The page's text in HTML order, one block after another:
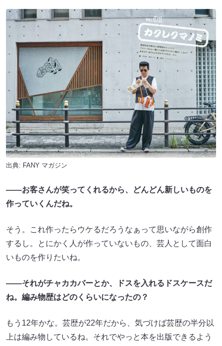
出典: FANY マガジン
――お客さんが笑ってくれるから、どんどん新しいものを
作っていくんだね。
そう。これ作ったらウケるだろうなぁって思いながら創作
するし。とにかく人が作っていないもの、芸人として面白
いものを作りたいね。
――それがチャカカバーとか、ドスを入れるドスケースだ
ね。編み物歴はどのくらいになったの？
もう12年かな。芸歴が22年だから、気づけば芸歴の半分以
上は編み物しているね。それでやっと本を出版できるよう